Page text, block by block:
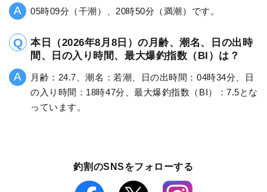
05時09分（干潮）、20時50分（満潮）です。
本日（2026年8月8日）の月齢、潮名、日の出時
間、日の入り時間、最大爆釣指数（BI）は？
月齢：24.7、潮名：若潮、日の出時間：04時34分、日
の入り時間：18時47分、最大爆釣指数（BI）：7.5とな
っています。
釣割のSNSをフォローする